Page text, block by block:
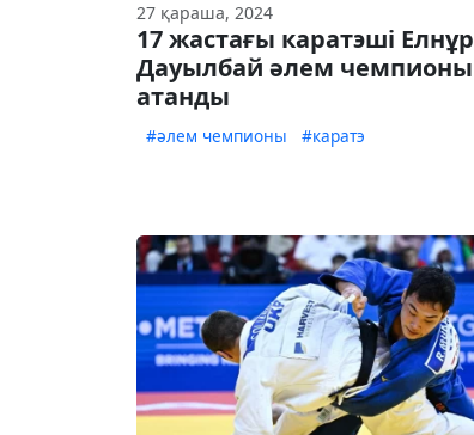
27 қараша, 2024
17 жастағы каратэші Елнұр
Дауылбай әлем чемпионы
атанды
#әлем чемпионы #каратэ